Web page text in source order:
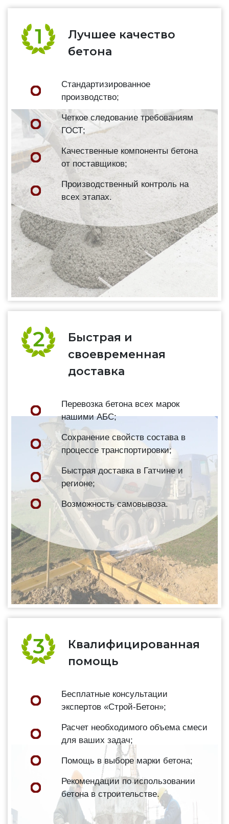
Лучшее качество
бетона
Стандартизированное
производство;
Четкое следование требованиям
ГОСТ;
Качественные компоненты бетона
от поставщиков;
Производственный контроль на
всех этапах.
Быстрая и
своевременная
доставка
Перевозка бетона всех марок
нашими АБС;
Сохранение свойств состава в
процессе транспортировки;
Быстрая доставка в Гатчине и
регионе;
Возможность самовывоза.
Квалифицированная
помощь
Бесплатные консультации
экспертов «Строй-Бетон»;
Расчет необходимого объема смеси
для ваших задач;
Помощь в выборе марки бетона;
Рекомендации по использовании
бетона в строительстве.